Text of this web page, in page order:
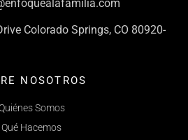
Colorado Springs, CO 80920-
NOSOTROS
Somos
Qué Hacemos